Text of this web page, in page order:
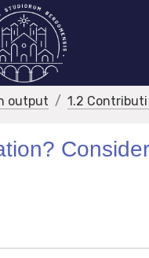
output 1.2